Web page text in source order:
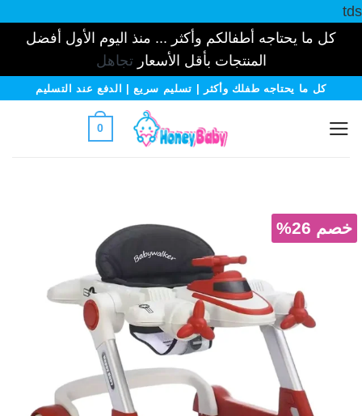
tds
كل ما يحتاجه أطفالكم وأكثر ... منذ اليوم الأول أفضل
المنتجات بأقل الأسعارتجاهل
تخطيكل ما يحتاجه طفلك وأكثر | تسليم سريع | الدفع عند التسليم
0
خصم 26%